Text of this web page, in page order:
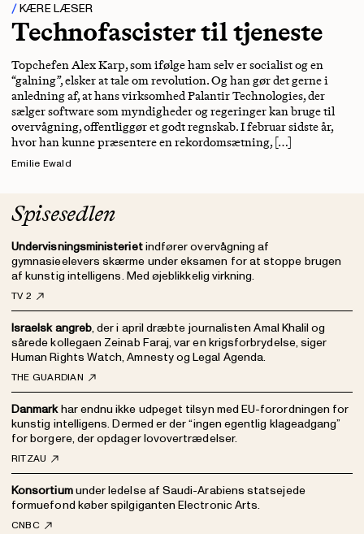
KÆRE LÆSER
Technofascister til tjeneste
Topchefen Alex Karp, som ifølge ham selv er socialist og en
“galning”, elsker at tale om revolution. Og han gør det gerne i
anledning af, at hans virksomhed Palantir Technologies, der
sælger software som myndigheder og regeringer kan bruge til
overvågning, offentliggør et godt regnskab. I februar sidste år,
hvor han kunne præsentere en rekordomsætning, […]
Emilie Ewald
Spisesedlen
Undervisningsministerietindfører overvågning af
gymnasieelevers skærme under eksamen for at stoppe brugen
af kunstig intelligens. Med øjeblikkelig virkning.
TV 2
Israelsk angreb, der i april dræbte journalisten Amal Khalil og
sårede kollegaen Zeinab Faraj, var en krigsforbrydelse, siger
Human Rights Watch, Amnesty og Legal Agenda.
THE GUARDIAN
Danmarkhar endnu ikke udpeget tilsyn med EU-forordningen for
kunstig intelligens. Dermed er der “ingen egentlig klageadgang”
for borgere, der opdager lovovertrædelser.
RITZAU
Konsortiumunder ledelse af Saudi-Arabiens statsejede
formuefond køber spilgiganten Electronic Arts.
CNBC